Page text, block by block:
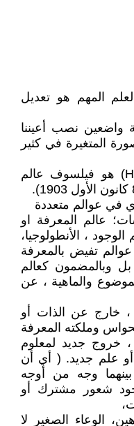
المهم هو تعديل
واضعين نصب أعيننا
المتغيرة في كثير
هربرت سبنسر Herbert Spencer)‏ هو فيلسوف عالم
في عوالم متعددة
عالم المعرفة او
، الأنطولوجيا،
عوالم تفيض بالمعرفة
وبالمضمون كعالم
والماهية ، عن
خارج عن الذات أو
وملكته المعرفة
، خروج جديد لمعلوم
علم جديد. ( أي أن
وجه من أوجه
شعور مشترك أو
الوعاء الصغير لا